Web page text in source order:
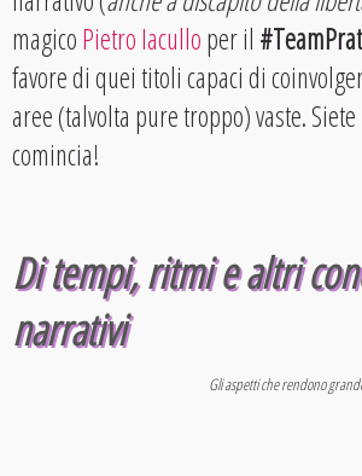
magicoPietro Iaculloper il
favore di quei titoli capaci di
aree (talvolta pure troppo) vaste. Siete
comincia!
Di tempi, ritmi e altri
narrativi
Gli aspetti che rendono